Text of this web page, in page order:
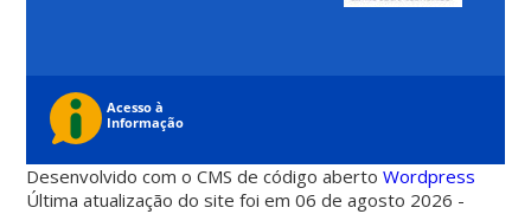
Desenvolvido com o CMS de código abertoWordpress
Última atualização do site foi em 06 de agosto 2026 -